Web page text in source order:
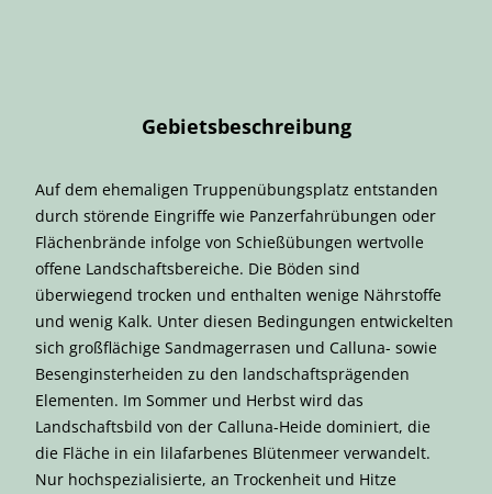
Gebietsbeschreibung
Auf dem ehemaligen Truppenübungsplatz entstanden
durch störende Eingriffe wie Panzerfahrübungen oder
Flächenbrände infolge von Schießübungen wertvolle
offene Landschaftsbereiche. Die Böden sind
überwiegend trocken und enthalten wenige Nährstoffe
und wenig Kalk. Unter diesen Bedingungen entwickelten
sich großflächige Sandmagerrasen und Calluna- sowie
Besenginsterheiden zu den landschaftsprägenden
Elementen. Im Sommer und Herbst wird das
Landschaftsbild von der Calluna-Heide dominiert, die
die Fläche in ein lilafarbenes Blütenmeer verwandelt.
Nur hochspezialisierte, an Trockenheit und Hitze